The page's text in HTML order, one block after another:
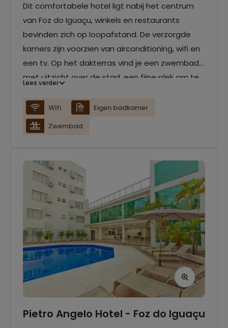
Dit comfortabele hotel ligt nabij het centrum
van Foz do Iguaçu, winkels en restaurants
bevinden zich op loopafstand. De verzorgde
kamers zijn voorzien van airconditioning, wifi en
een tv. Op het dakterras vind je een zwembad
met uitzicht over de stad, een fijne plek om te
watervallen.
Lees verder
Wifi
Eigen badkamer
Zwembad
Pietro Angelo Hotel - Foz do Iguaçu